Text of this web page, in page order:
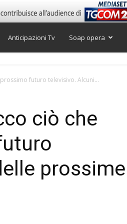
Anticipazioni Tv Soap opera
futuro televisivo. Alcuni...
ciò che
prossime